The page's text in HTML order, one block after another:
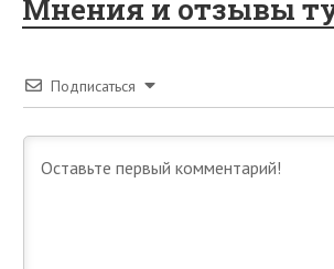
Мнения и отзывы
Подписаться